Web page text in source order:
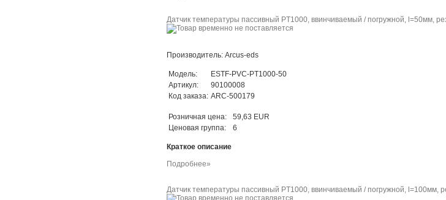
Датчик температуры пассивный PT1000, ввинчиваемый / погружной, l=50мм,
Производитель: Arcus-eds
Модель:
ESTF-PVC-PT1000-50
Артикул:
90100008
Код заказа: ARC-500179
Розничная цена:
59,63 EUR
Ценовая группа:
6
Краткое описание
Подробнее»
Датчик температуры пассивный PT1000, ввинчиваемый / погружной, l=100мм,